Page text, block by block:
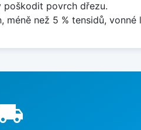
poškodit povrch dřezu.
než 5 % tensidů, vonné